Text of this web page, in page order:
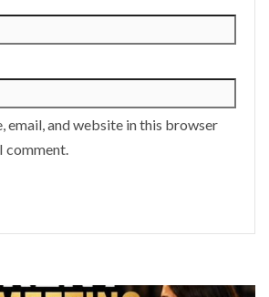
email, and website in this browser
comment.